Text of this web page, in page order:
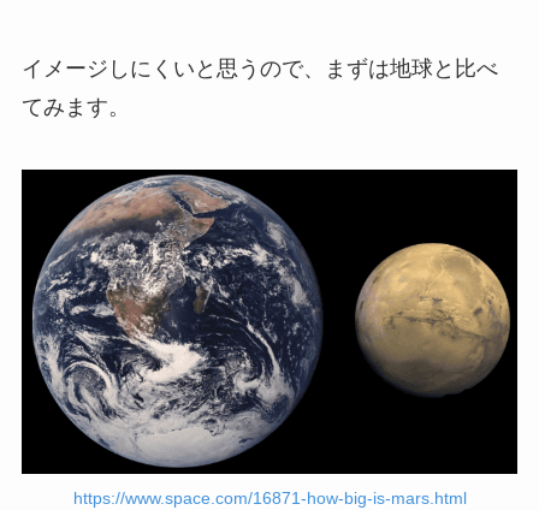
イメージしにくいと思うので、まずは地球と比べ
てみます。
https://www.space.com/16871-how-big-is-mars.html